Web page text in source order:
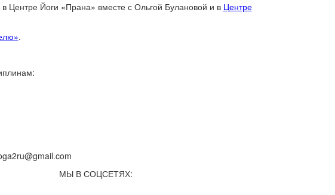
Центре Йоги «Прана» вместе с Ольгой Булановой и в Центре
.
МЫ В СОЦСЕТЯХ: